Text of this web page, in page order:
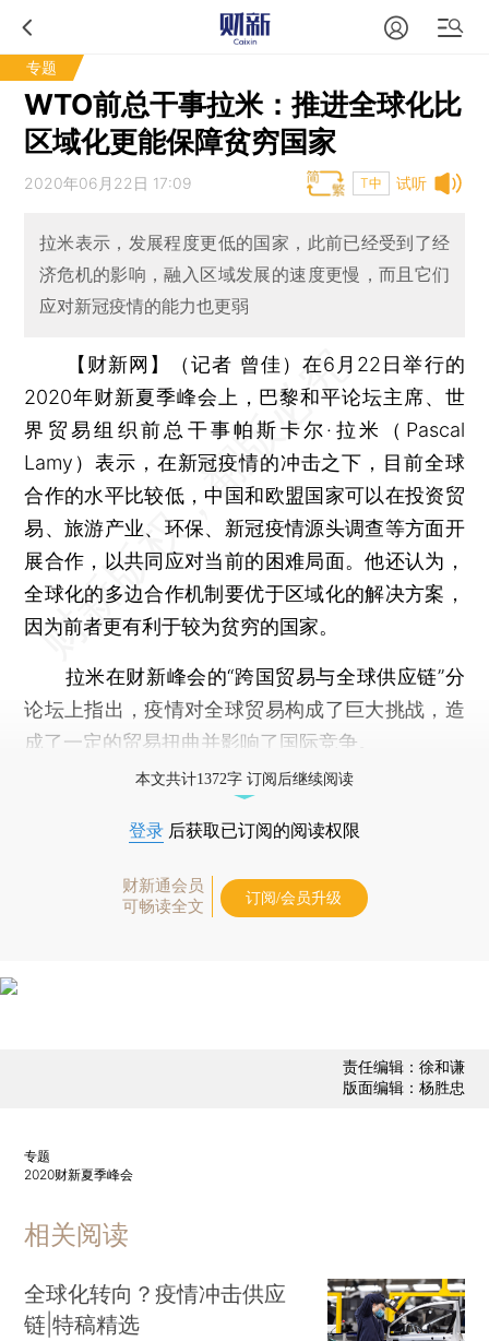
专题
WTO前总干事拉米：推进全球化比
区域化更能保障贫穷国家
试听
2020年06月22日 17:09 T中
拉米表示，发展程度更低的国家，此前已经受到了经
济危机的影响，融入区域发展的速度更慢，而且它们
应对新冠疫情的能力也更弱
【财新网】（记者 曾佳） 在6月22日举行的
2020年财新夏季峰会上，巴黎和平论坛主席、世
界贸易组织前总干事帕斯卡尔·拉米（Pascal
Lamy）表示，在新冠疫情的冲击之下，目前全球
合作的水平比较低，中国和欧盟国家可以在投资贸
易、旅游产业、环保、新冠疫情源头调查等方面开
展合作，以共同应对当前的困难局面。他还认为，
全球化的多边合作机制要优于区域化的解决方案，
因为前者更有利于较为贫穷的国家。
拉米在财新峰会的“跨国贸易与全球供应链”分
论坛上指出，疫情对全球贸易构成了巨大挑战，造
成了一定的贸易扭曲并影响了国际竞争。
本文共计1372字 订阅后继续阅读
登录 后获取已订阅的阅读权限
财新通会员
可畅读全文
订阅/会员升级
责任编辑：徐和谦
版面编辑：杨胜忠
专题
2020财新夏季峰会
相关阅读
全球化转向？疫情冲击供应
链|特稿精选